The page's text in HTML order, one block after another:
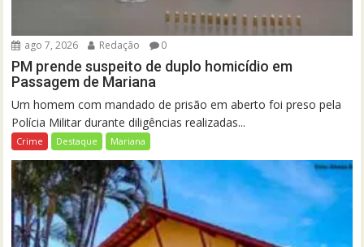
ago 7, 2026 Redação 0
PM prende suspeito de duplo homicídio em
Passagem de Mariana
Um homem com mandado de prisão em aberto foi preso pela
Polícia Militar durante diligências realizadas...
Crime Destaque Mariana